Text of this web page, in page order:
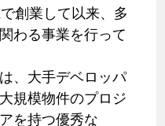
創業して以来、多
わる事業を行って
、大手デベロッパ
規模物件のプロジ
を持つ優秀な